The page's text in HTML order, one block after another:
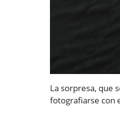
La sorpresa, que
fotografiarse con